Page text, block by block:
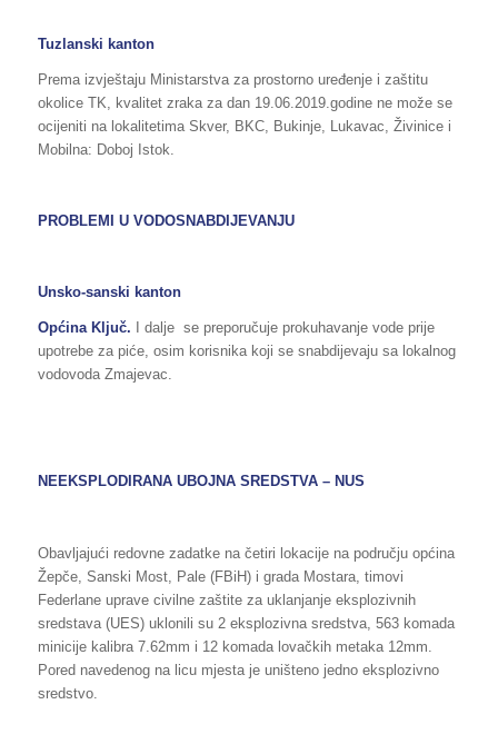
Tuzlanski kanton
Prema izvještaju Ministarstva za prostorno uređenje i zaštitu
okolice TK, kvalitet zraka za dan 19.06.2019.godine ne može se
ocijeniti na lokalitetima Skver, BKC, Bukinje, Lukavac, Živinice i
Mobilna: Doboj Istok.
PROBLEMI U VODOSNABDIJEVANJU
Unsko-sanski kanton
Općina Ključ. I dalje se preporučuje prokuhavanje vode prije
upotrebe za piće, osim korisnika koji se snabdijevaju sa lokalnog
vodovoda Zmajevac.
NEEKSPLODIRANA UBOJNA SREDSTVA – NUS
Obavljajući redovne zadatke na četiri lokacije na području općina
Žepče, Sanski Most, Pale (FBiH) i grada Mostara, timovi
Federlane uprave civilne zaštite za uklanjanje eksplozivnih
sredstava (UES) uklonili su 2 eksplozivna sredstva, 563 komada
minicije kalibra 7.62mm i 12 komada lovačkih metaka 12mm.
Pored navedenog na licu mjesta je uništeno jedno eksplozivno
sredstvo.